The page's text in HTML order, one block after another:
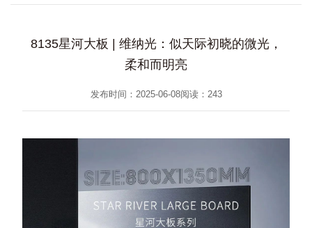
8135星河大板 | 维纳光：似天际初晓的微光，
柔和而明亮
发布时间：2025-06-08阅读： 243